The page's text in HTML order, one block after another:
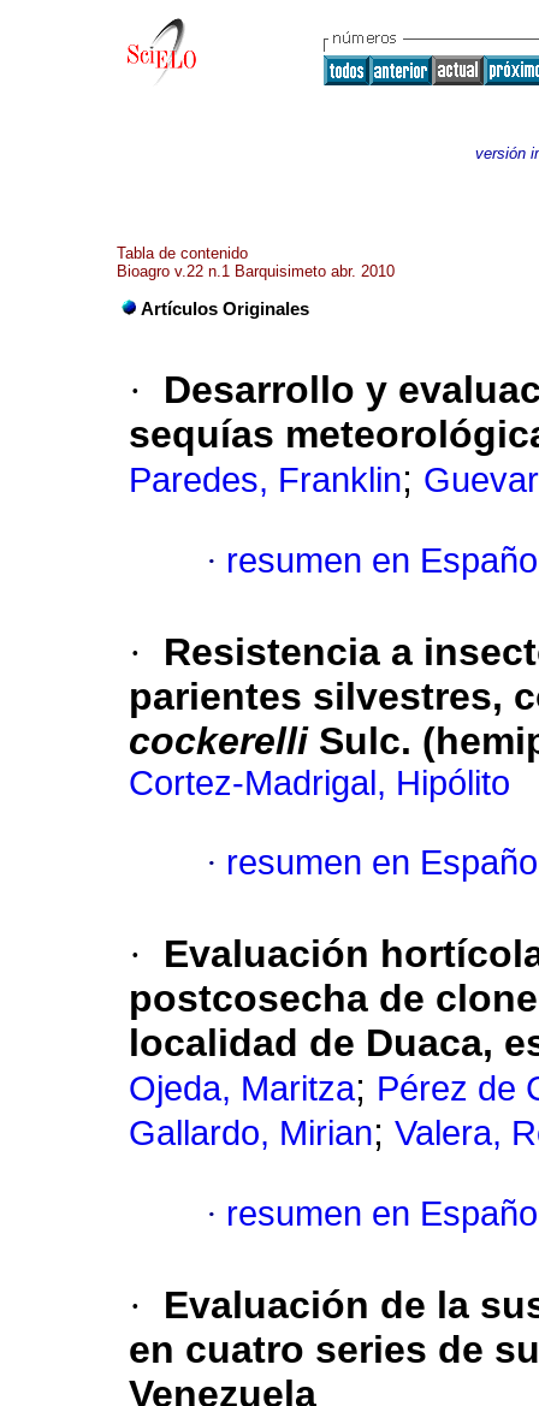
versión
Tabla de contenido
Bioagro v.22 n.1 Barquisimeto abr. 2010
Artículos Originales
·
Desarrollo y
sequías
Paredes, Franklin;
· resumen en
·
Resistencia a
parientes silvestres,
cockerelliSulc.
Cortez-Madrigal, Hipólito
· resumen en
· Evaluación
postcosecha de
localidad de Duaca,
Ojeda, Maritza; Pérez de
Gallardo, Mirian; Valera,
· resumen en
·
Evaluación de la
en cuatro series de
Venezuela